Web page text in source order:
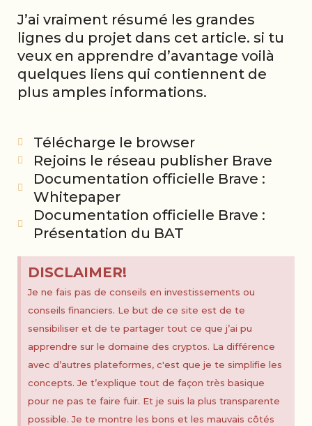
J’ai vraiment résumé les grandes
lignes du projet dans cet article. si tu
veux en apprendre d’avantage voilà
quelques liens qui contiennent de
plus amples informations.
Télécharge le browser
Rejoins le réseau publisher Brave
Documentation officielle Brave :
Whitepaper
Documentation officielle Brave :
Présentation du BAT
DISCLAIMER!
Je ne fais pas de conseils en investissements ou
conseils financiers. Le but de ce site est de te
sensibiliser et de te partager tout ce que j’ai pu
apprendre sur le domaine des cryptos. La différence
avec d’autres plateformes, c'est que je te simplifie les
concepts. Je t’explique tout de façon très basique
pour ne pas te faire fuir. Et je suis la plus transparente
possible. Je te montre les bons et les mauvais côtés